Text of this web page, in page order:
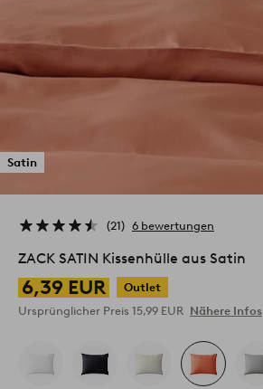
Satin
21 6 bewertungen
ZACK SATIN Kissenhülle aus Satin
6,39 EUR
Outlet
Ursprünglicher Preis 15,99 EUR Nähere Infos